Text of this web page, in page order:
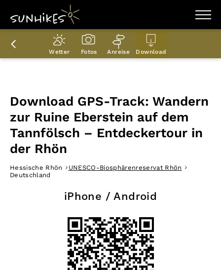
WANDERZIELE
WANDERUNGEN
ENTDECKEN
Wetter Fotos Anreise Download
Download GPS-Track: Wandern
zur Ruine Eberstein auf dem
Tannfölsch – Entdeckertour in
der Rhön
Hessische Rhön
UNESCO-Biosphärenreservat Rhön
Deutschland
iPhone / Android